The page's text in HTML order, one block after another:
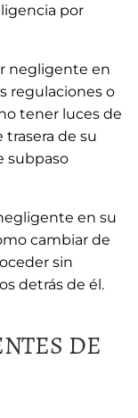
por
negligente en
regulaciones o
tener luces de
de su
subpaso
en su
cambiar de
sin
detrás de él.
DE